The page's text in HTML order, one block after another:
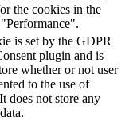
the cookies in the
is set by the GDPR
plugin and is
whether or not user
to the use of
does not store any